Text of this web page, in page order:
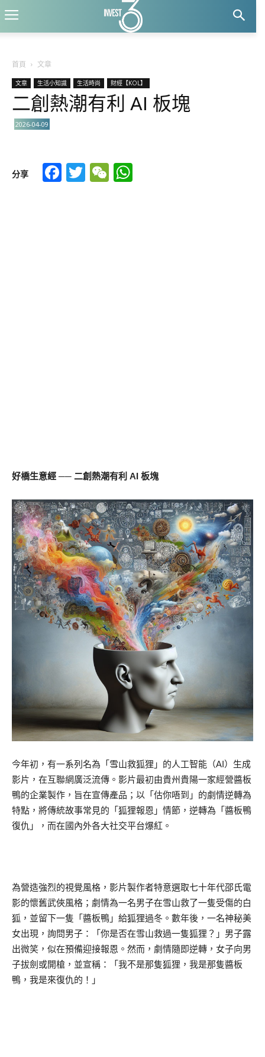
首頁 文章
文章 生活小知識 生活時尚 財經【KOL】
二創熱潮有利 AI 板塊
2026-04-09
分享 Facebook
TwitterWeChat
好橋生意經 ── 二創熱潮有利 AI 板塊
今年初，有一系列名為「雪山救狐狸」的人工智能（AI）生成
影片，在互聯網廣泛流傳。影片最初由貴州貴陽一家經營醬板
鴨的企業製作，旨在宣傳產品；以「估你唔到」的劇情逆轉為
特點，將傳統故事常見的「狐狸報恩」情節，逆轉為「醬板鴨
復仇」，而在國內外各大社交平台爆紅。
為營造強烈的視覺風格，影片製作者特意選取七十年代邵氏電
影的懷舊武俠風格；劇情為一名男子在雪山救了一隻受傷的白
狐，並留下一隻「醬板鴨」給狐狸過冬。數年後，一名神秘美
女出現，詢問男子：「你是否在雪山救過一隻狐狸？」男子露
出微笑，似在預備迎接報恩。然而，劇情隨即逆轉，女子向男
子拔劍或開槍，並宣稱：「我不是那隻狐狸，我是那隻醬板
鴨，我是來復仇的！」